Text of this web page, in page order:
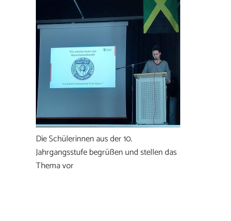
Die Schülerinnen aus der 10.
Jahrgangsstufe begrüßen und stellen das
Thema vor